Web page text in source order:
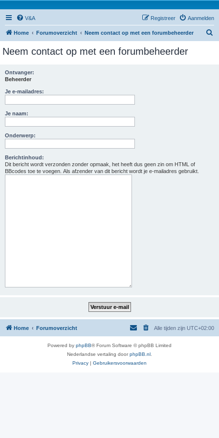
V&A Aanmelden
Registreer
Home Forumoverzicht Neem contact op met een forumbeheerder
Neem contact op met een forumbeheerder
Ontvanger:
Beheerder
Je e-mailadres:
Je naam:
Onderwerp:
Berichtinhoud:
Dit bericht wordt verzonden zonder opmaak, het heeft dus geen zin om HTML of
BBcodes toe te voegen. Als afzender van dit bericht wordt je e-mailadres gebruikt.
Home Forumoverzicht Alle tijden zijn UTC+02:00
Powered by phpBB® Forum Software © phpBB Limited
Nederlandse vertaling doorphpBB.nl
Privacy | Gebruikersvoorwaarden